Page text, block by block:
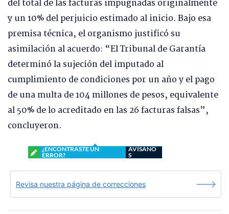
del total de las facturas impugnadas originalmente
y un 10% del perjuicio estimado al inicio. Bajo esa
premisa técnica, el organismo justificó su
asimilación al acuerdo: “El Tribunal de Garantía
determinó la sujeción del imputado al
cumplimiento de condiciones por un año y el pago
de una multa de 104 millones de pesos, equivalente
al 50% de lo acreditado en las 26 facturas falsas”,
concluyeron.
¿ENCONTRASTE UN
ERROR?
AVÍSANO
S
Revisa nuestra página de correcciones